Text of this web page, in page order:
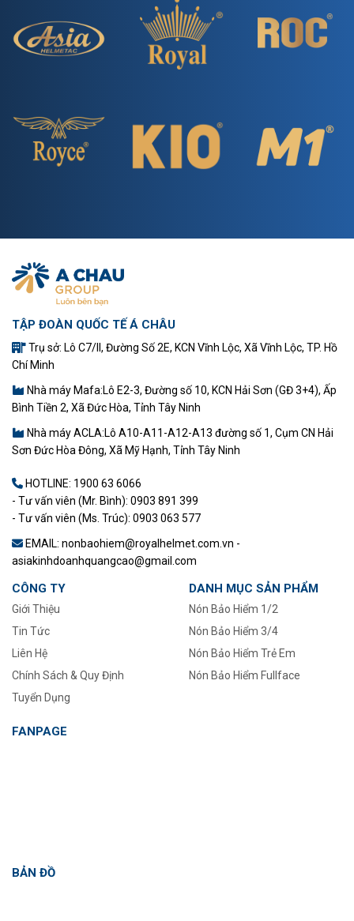
TẬP ĐOÀN QUỐC TẾ Á CHÂU
Trụ sở: Lô C7/II, Đường Số 2E, KCN Vĩnh Lộc, Xã Vĩnh Lộc, TP. Hồ
Chí Minh
Nhà máy Mafa:Lô E2-3, Đường số 10, KCN Hải Sơn (GĐ 3+4), Ấp
Bình Tiền 2, Xã Đức Hòa, Tỉnh Tây Ninh
Nhà máy ACLA:Lô A10-A11-A12-A13 đường số 1, Cụm CN Hải
Sơn Đức Hòa Đông, Xã Mỹ Hạnh, Tỉnh Tây Ninh
HOTLINE: 1900 63 6066
- Tư vấn viên (Mr. Bình): 0903 891 399
- Tư vấn viên (Ms. Trúc): 0903 063 577
EMAIL: nonbaohiem@royalhelmet.com.vn -
asiakinhdoanhquangcao@gmail.com
CÔNG TY
Giới Thiệu
Tin Tức
–
Liên Hệ
Chính Sách & Quy Định
Tuyển Dụng
DANH MỤC SẢN PHẨM
Nón Bảo Hiểm 1/2
Nón Bảo Hiểm 3/4
Nón Bảo Hiểm Trẻ Em
Nón Bảo Hiểm Fullface
FANPAGE
BẢN ĐỒ